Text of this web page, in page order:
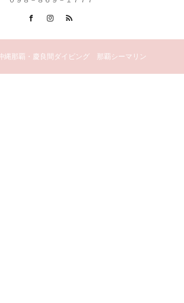
FacebookInstagram
縄那覇・慶良間ダイビング 那覇シーマリン